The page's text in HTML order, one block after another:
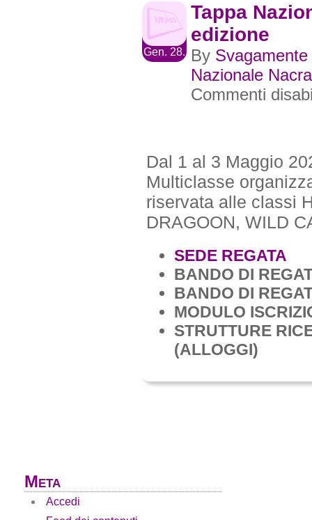
Gen. 28.
Tappa
edizione
By Svagamente
Nazionale
Commenti
Dal 1 al 3 Maggio
Multiclasse
riservata alle classi
DRAGOON, WILD
SEDE REGATA
BANDO DI
BANDO DI
MODULO
STRUTTURE
(ALLOGGI)
Meta
Accedi